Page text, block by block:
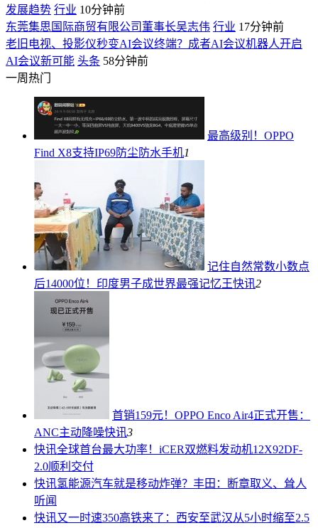
发展趋势 行业 10分钟前
东莞集思国际商贸有限公司董事长吴志伟 行业 17分钟前
老旧电视、投影仪秒变AI会议终端？成者AI会议机器人开启
AI会议新可能 头条 58分钟前
一周热门
最高级别！OPPO
Find X8支持IP69防尘防水手机1
记住自然常数小数点
后14000位！印度男子成世界最强记忆王快讯2
首销159元！OPPO Enco Air4正式开售：
ANC主动降噪快讯3
快讯全球首台最大功率！iCER双燃料发动机12X92DF-
2.0顺利交付
快讯氢能源汽车就是移动炸弹？丰田：断章取义、耸人
听闻
快讯又一时速350高铁来了：西安至武汉从5小时缩至2.5